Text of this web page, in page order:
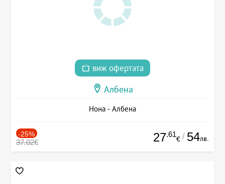
виж офертата
Албена
Нона - Албена
-25%
37.02€ 27.61
€ / 54лв.